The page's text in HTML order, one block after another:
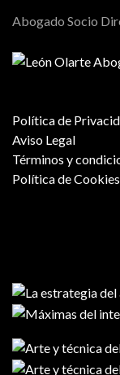
Abogado Socio
Política de
Aviso Legal
Términos y
Política de Cookies